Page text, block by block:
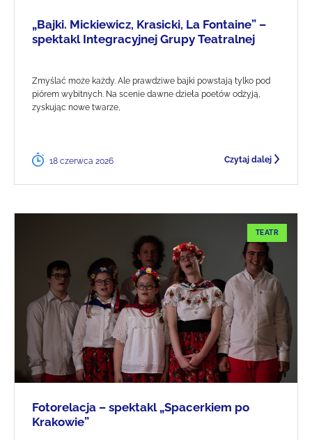
„Bajki. Mickiewicz, Krasicki, La Fontaine” –
spektakl Integracyjnej Grupy Teatralnej
Zmyślać może każdy. Ale prawdziwe bajki powstają tylko pod
piórem wybitnych. Na scenie dawne dzieła poetów odżyją,
zyskując nowe twarze,
18 czerwca 2026 Czytaj dalej
TEATR
Fotorelacja – spektakl „Spacerkiem po
Krakowie”